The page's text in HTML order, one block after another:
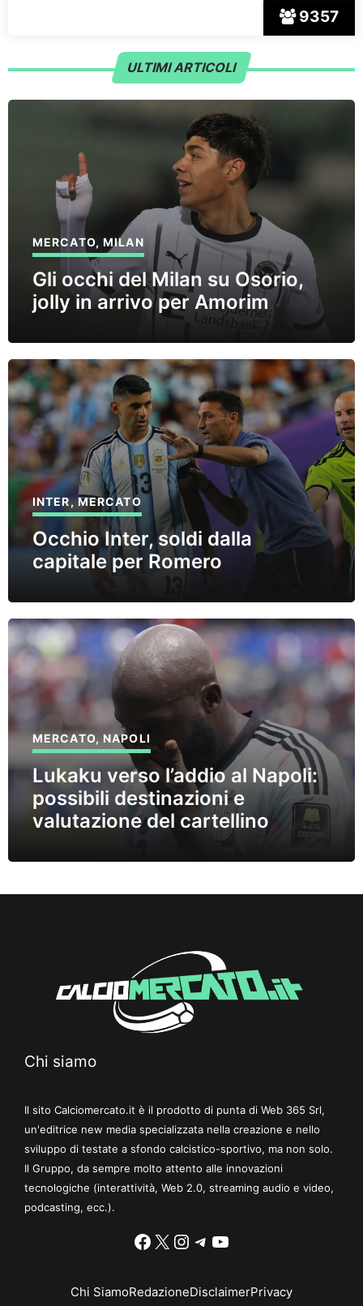
9357
ULTIMI ARTICOLI
MERCATO,MILAN
Gli occhi del Milan su Osorio,
jolly in arrivo per Amorim
INTER,MERCATO
Occhio Inter, soldi dalla
capitale per Romero
MERCATO,NAPOLI
Lukaku verso l’addio al Napoli:
possibili destinazioni e
valutazione del cartellino
Chi siamo
Il sito Calciomercato.it è il prodotto di punta di Web 365 Srl,
un'editrice new media specializzata nella creazione e nello
sviluppo di testate a sfondo calcistico-sportivo, ma non solo.
Il Gruppo, da sempre molto attento alle innovazioni
tecnologiche (interattività, Web 2.0, streaming audio e video,
podcasting, ecc.).
Facebook
X Instagram
Telegram
YouTube
Chi SiamoRedazioneDisclaimerPrivacy